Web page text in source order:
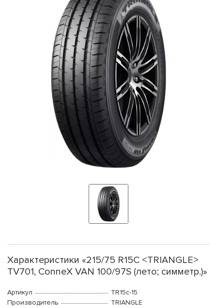
Характеристики «215/75 R15C <TRIANGLE>
TV701, ConneX VAN 100/97S (лето; симметр.)»
Артикул
TR15c-15
Производитель
TRIANGLE